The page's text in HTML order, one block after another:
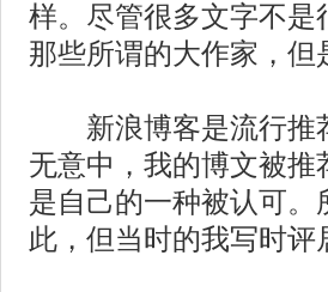
样。尽管很多文字不
那些所谓的大作家，
新浪博客是流行推
无意中，我的博文被
是自己的一种被认可
此，但当时的我写时